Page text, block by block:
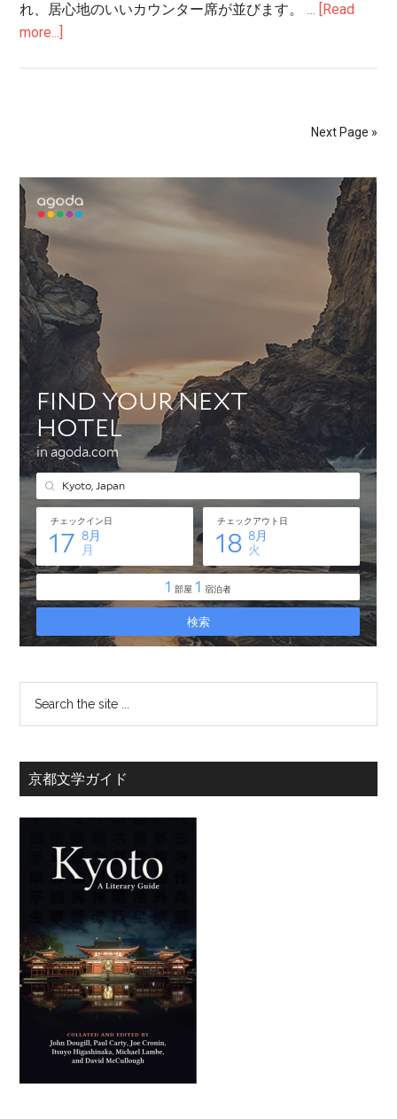
れ、居心地のいいカウンター席が並びます。 … [Read
more...]
Next Page »
京都文学ガイド